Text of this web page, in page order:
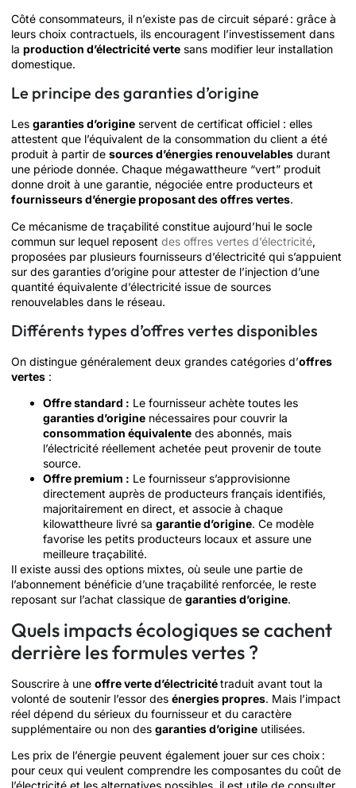
Côté consommateurs, il n’existe pas de circuit séparé : grâce à
leurs choix contractuels, ils encouragent l’investissement dans
la production d’électricité verte sans modifier leur installation
domestique.
Le principe des garanties d’origine
Les garanties d’origine servent de certificat officiel : elles
attestent que l’équivalent de la consommation du client a été
produit à partir de sources d’énergies renouvelables durant
une période donnée. Chaque mégawattheure “vert” produit
donne droit à une garantie, négociée entre producteurs et
fournisseurs d’énergie proposant des offres vertes.
Ce mécanisme de traçabilité constitue aujourd’hui le socle
commun sur lequel reposent des offres vertes d’électricité,
proposées par plusieurs fournisseurs d’électricité qui s’appuient
sur des garanties d’origine pour attester de l’injection d’une
quantité équivalente d’électricité issue de sources
renouvelables dans le réseau.
Différents types d’offres vertes disponibles
On distingue généralement deux grandes catégories d’offres
vertes :
Offre standard : Le fournisseur achète toutes les
garanties d’origine nécessaires pour couvrir la
consommation équivalente des abonnés, mais
l’électricité réellement achetée peut provenir de toute
source.
Offre premium : Le fournisseur s’approvisionne
directement auprès de producteurs français identifiés,
majoritairement en direct, et associe à chaque
kilowattheure livré sa garantie d’origine. Ce modèle
favorise les petits producteurs locaux et assure une
meilleure traçabilité.
Il existe aussi des options mixtes, où seule une partie de
l’abonnement bénéficie d’une traçabilité renforcée, le reste
reposant sur l’achat classique de garanties d’origine.
Quels impacts écologiques se cachent
derrière les formules vertes ?
Souscrire à une offre verte d’électricitétraduit avant tout la
volonté de soutenir l’essor des énergies propres. Mais l’impact
réel dépend du sérieux du fournisseur et du caractère
supplémentaire ou non des garanties d’origine utilisées.
Les prix de l’énergie peuvent également jouer sur ces choix :
pour ceux qui veulent comprendre les composantes du coût de